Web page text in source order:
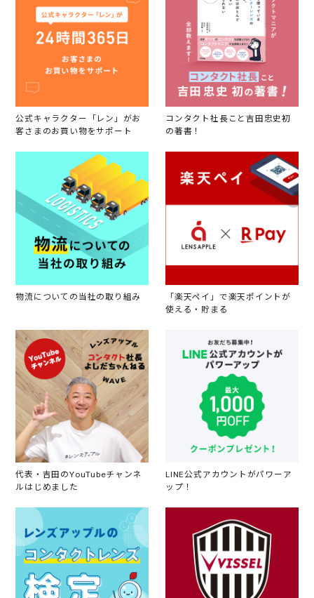
公式キャラクター「レン」がお
客さまのお買い物をサポート
コンタクト社長こと吉田忠史初
の著書！
物流についての当社の取り組み
「楽天ペイ」で楽天ポイントが
使える・貯まる
代表・吉田のYouTubeチャンネ
ルはじめました
LINE公式アカウントがパワーア
ップ！